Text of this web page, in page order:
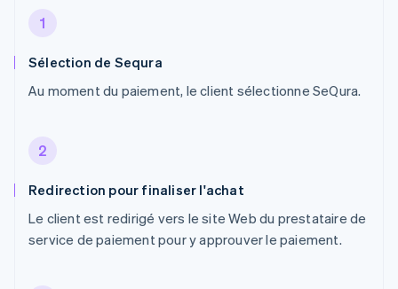
1
Sélection de Sequra
Au moment du paiement, le client sélectionne SeQura.
2
Redirection pour finaliser l'achat
Le client est redirigé vers le site Web du prestataire de
service de paiement pour y approuver le paiement.